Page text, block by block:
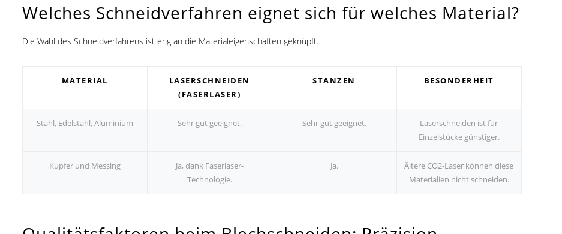
Welches Schneidverfahren eignet sich für welches Material?
Die Wahl des Schneidverfahrens ist eng an die Materialeigenschaften geknüpft.
MATERIAL
LASERSCHNEIDEN
(FASERLASER)
STANZEN BESONDERHEIT
Stahl, Edelstahl, Aluminium Sehr gut geeignet. Sehr gut geeignet.
Laserschneiden ist für
Einzelstücke günstiger.
Kupfer und Messing
Ja, dank Faserlaser-
Technologie.
Ja.
Ältere CO2-Laser können diese
Materialien nicht schneiden.